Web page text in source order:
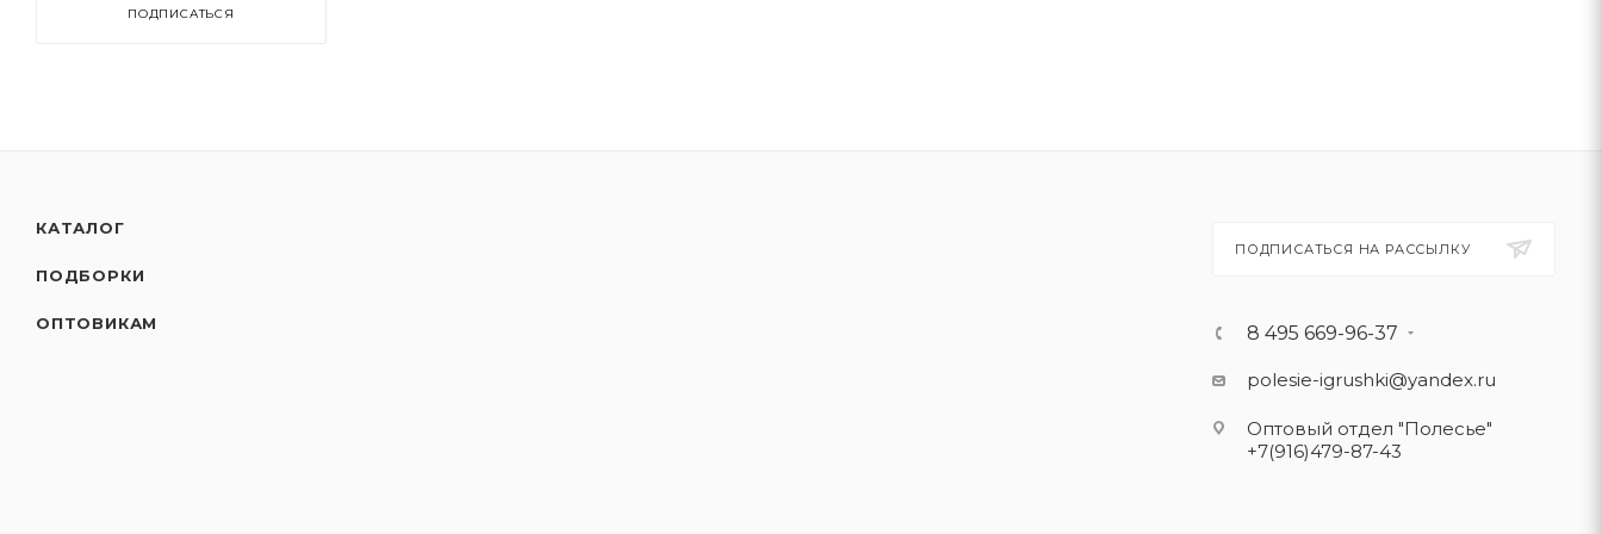
ПОДПИСАТЬСЯ
КАТАЛОГ
ПОДБОРКИ
ОПТОВИКАМ
ПОДПИСАТЬСЯ НА РАССЫЛКУ
8 495 669-96-37
polesie-igrushki@yandex.ru
Оптовый отдел "Полесье"
+7(916)479-87-43